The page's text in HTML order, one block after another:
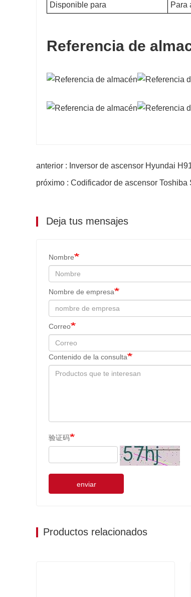
Disponible para
Para
Referencia de
anterior : Inversor de ascensor Hyundai
próximo : Codificador de ascensor Toshiba
Deja tus mensajes
Nombre
Nombre de empresa
Correo
Contenido de la consulta
验证码
enviar
Productos relacionados